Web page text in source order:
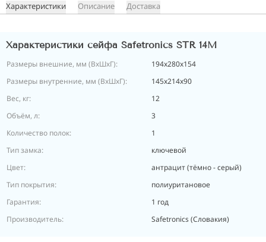
Характеристики Описание Доставка
Характеристики сейфа Safetronics STR 14M
Размеры внешние, мм (ВхШхГ):
194х280х154
Размеры внутренние, мм (ВхШхГ):
145х214х90
Вес, кг:
12
Объём, л:
3
Количество полок:
1
Тип замка:
ключевой
Цвет:
антрацит (тёмно - серый)
Тип покрытия:
полиуритановое
Гарантия:
1 год
Производитель:
Safetronics (Словакия)